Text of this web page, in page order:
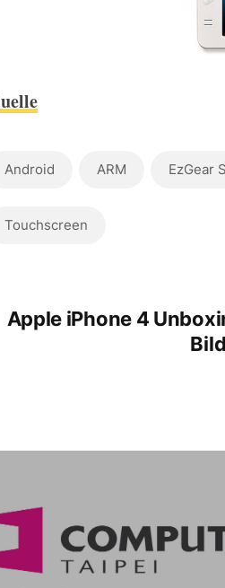
Android ARM EzGear
Touchscreen
Apple iPhone 4